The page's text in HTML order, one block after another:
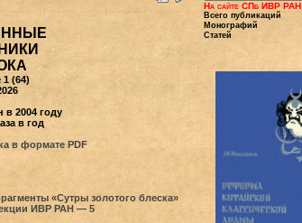
(64)
в 2004 году
в год
в формате PDF
«Сутры золотого блеска»
ИВР РАН — 5
На сайте СПб ИВР РАН
Всего публикаций
Монографий
Статей